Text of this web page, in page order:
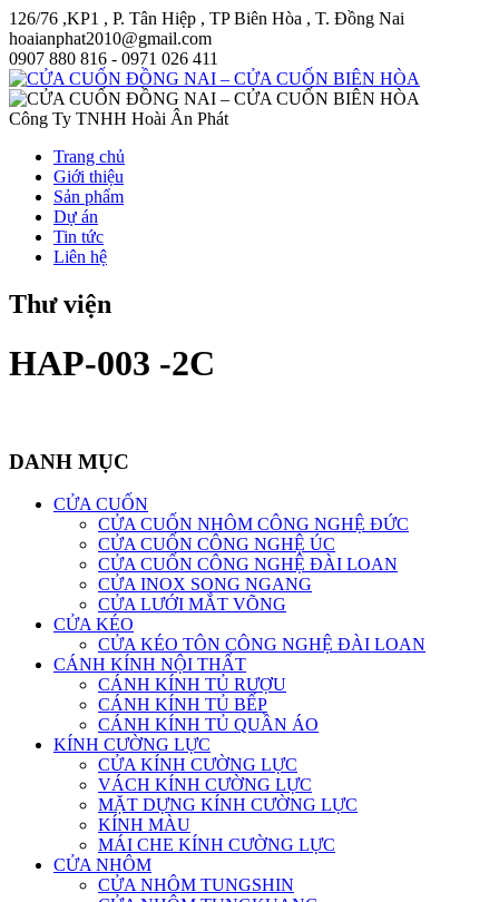
126/76 ,KP1 , P. Tân Hiệp , TP Biên Hòa , T. Đồng Nai
hoaianphat2010@gmail.com
0907 880 816 - 0971 026 411
Công Ty TNHH Hoài Ân Phát
Trang chủ
Giới thiệu
Sản phẩm
Dự án
Tin tức
Liên hệ
Thư viện
HAP-003 -2C
DANH MỤC
CỬA CUỐN
CỬA CUỐN NHÔM CÔNG NGHỆ ĐỨC
CỬA CUỐN CÔNG NGHỆ ÚC
CỬA CUỐN CÔNG NGHỆ ĐÀI LOAN
CỬA INOX SONG NGANG
CỬA LƯỚI MẮT VÕNG
CỬA KÉO
CỬA KÉO TÔN CÔNG NGHỆ ĐÀI LOAN
CÁNH KÍNH NỘI THẤT
CÁNH KÍNH TỦ RƯỢU
CÁNH KÍNH TỦ BẾP
CÁNH KÍNH TỦ QUẦN ÁO
KÍNH CƯỜNG LỰC
CỬA KÍNH CƯỜNG LỰC
VÁCH KÍNH CƯỜNG LỰC
MẶT DỰNG KÍNH CƯỜNG LỰC
KÍNH MÀU
MÁI CHE KÍNH CƯỜNG LỰC
CỬA NHÔM
CỬA NHÔM TUNGSHIN